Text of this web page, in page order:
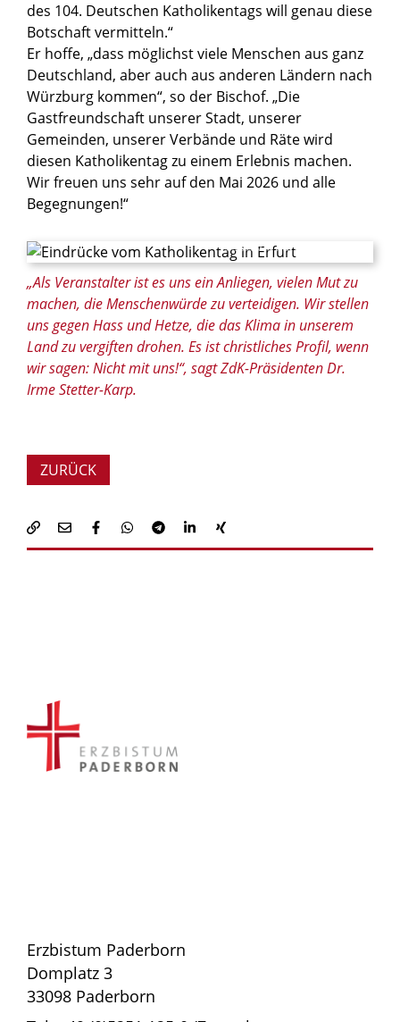
© Isabella Maria Struck / Erzbistum Paderborn
„Als Veranstalter ist es uns ein Anliegen, vielen Mut zu
machen, die Menschenwürde zu verteidigen. Wir stellen
uns gegen Hass und Hetze, die das Klima in unserem
Land zu vergiften drohen. Es ist christliches Profil, wenn
wir sagen: Nicht mit uns!“, sagt ZdK-Präsidenten Dr.
Irme Stetter-Karp.
des 104. Deutschen Katholikentags will genau diese
Botschaft vermitteln.“
Er hoffe, „dass möglichst viele Menschen aus ganz
Deutschland, aber auch aus anderen Ländern nach
Würzburg kommen“, so der Bischof. „Die
Gastfreundschaft unserer Stadt, unserer
Gemeinden, unserer Verbände und Räte wird
diesen Katholikentag zu einem Erlebnis machen.
Wir freuen uns sehr auf den Mai 2026 und alle
Begegnungen!“
ZURÜCK
Erzbistum Paderborn
Domplatz 3
33098 Paderborn